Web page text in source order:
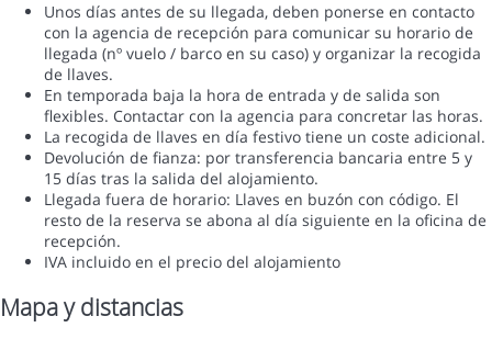
Unos días antes de su llegada, deben ponerse en contacto
con la agencia de recepción para comunicar su horario de
llegada (nº vuelo / barco en su caso) y organizar la recogida
de llaves.
En temporada baja la hora de entrada y de salida son
flexibles. Contactar con la agencia para concretar las horas.
La recogida de llaves en día festivo tiene un coste adicional.
Devolución de fianza: por transferencia bancaria entre 5 y
15 días tras la salida del alojamiento.
Llegada fuera de horario: Llaves en buzón con código. El
resto de la reserva se abona al día siguiente en la oficina de
recepción.
IVA incluido en el precio del alojamiento
Mapa y distancias